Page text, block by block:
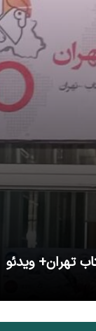
تهران+ ویدئو